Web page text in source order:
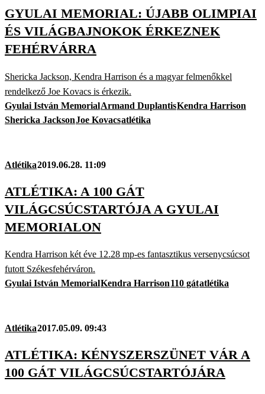
GYULAI MEMORIAL: ÚJABB OLIMPIAI
ÉS VILÁGBAJNOKOK ÉRKEZNEK
FEHÉRVÁRRA
Shericka Jackson, Kendra Harrison és a magyar felmenőkkel
rendelkező Joe Kovacs is érkezik.
Gyulai István MemorialArmand DuplantisKendra Harrison
Shericka JacksonJoe Kovacsatlétika
Atlétika2019.06.28. 11:09
ATLÉTIKA: A 100 GÁT
VILÁGCSÚCSTARTÓJA A GYULAI
MEMORIALON
Kendra Harrison két éve 12.28 mp-es fantasztikus versenycsúcsot
futott Székesfehérváron.
Gyulai István MemorialKendra Harrison110 gátatlétika
Atlétika2017.05.09. 09:43
ATLÉTIKA: KÉNYSZERSZÜNET VÁR A
100 GÁT VILÁGCSÚCSTARTÓJÁRA